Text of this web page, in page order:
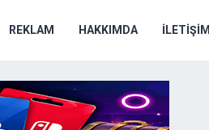
REKLAM HAKKIMDA İLETIŞIM